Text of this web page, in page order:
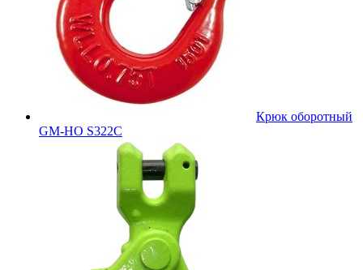
Крюк оборотный
GM-HO S322C